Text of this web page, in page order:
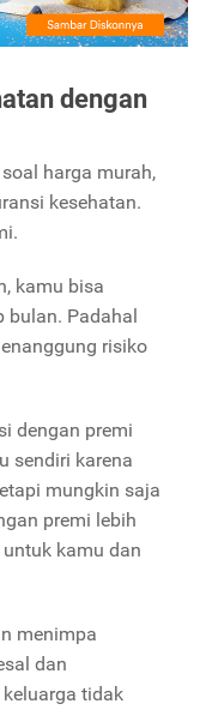
dengan
harga murah,
kesehatan.
kamu bisa
Padahal
risiko
dengan premi
sendiri karena
mungkin saja
premi lebih
kamu dan
menimpa
dan
tidak